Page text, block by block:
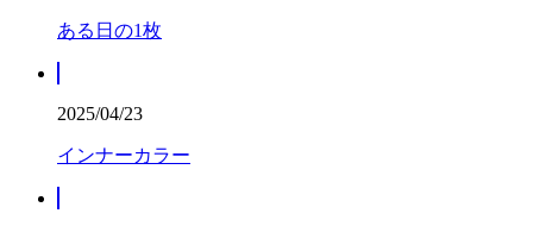
ある日の1枚
2025/04/23
インナーカラー